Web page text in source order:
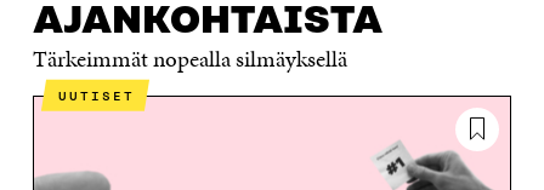
AJANKOHTAISTA
Tärkeimmät nopealla silmäyksellä
UUTISET